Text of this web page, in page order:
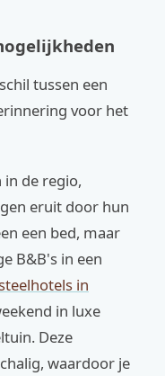
tussen een
voor het
in de regio,
eruit door hun
een bed, maar
B&B's in een
in
in luxe
Deze
waardoor je